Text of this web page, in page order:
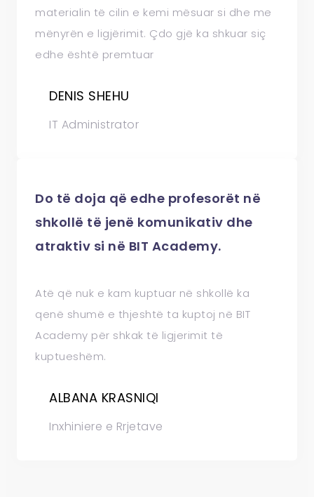
materialin të cilin e kemi mësuar si dhe me
mënyrën e ligjërimit. Çdo gjë ka shkuar siç
edhe është premtuar
DENIS SHEHU
IT Administrator
Do të doja që edhe profesorët në
shkollë të jenë komunikativ dhe
atraktiv si në BIT Academy.
Atë që nuk e kam kuptuar në shkollë ka
qenë shumë e thjeshtë ta kuptoj në BIT
Academy për shkak të ligjerimit të
kuptueshëm.
ALBANA KRASNIQI
Inxhiniere e Rrjetave